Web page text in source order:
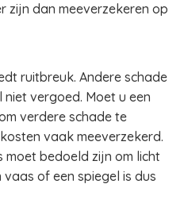
zijn dan meeverzekeren op
ruitbreuk. Andere schade
vergoed. Moet u een
verdere schade te
vaak meeverzekerd.
moet bedoeld zijn om licht
of een spiegel is dus